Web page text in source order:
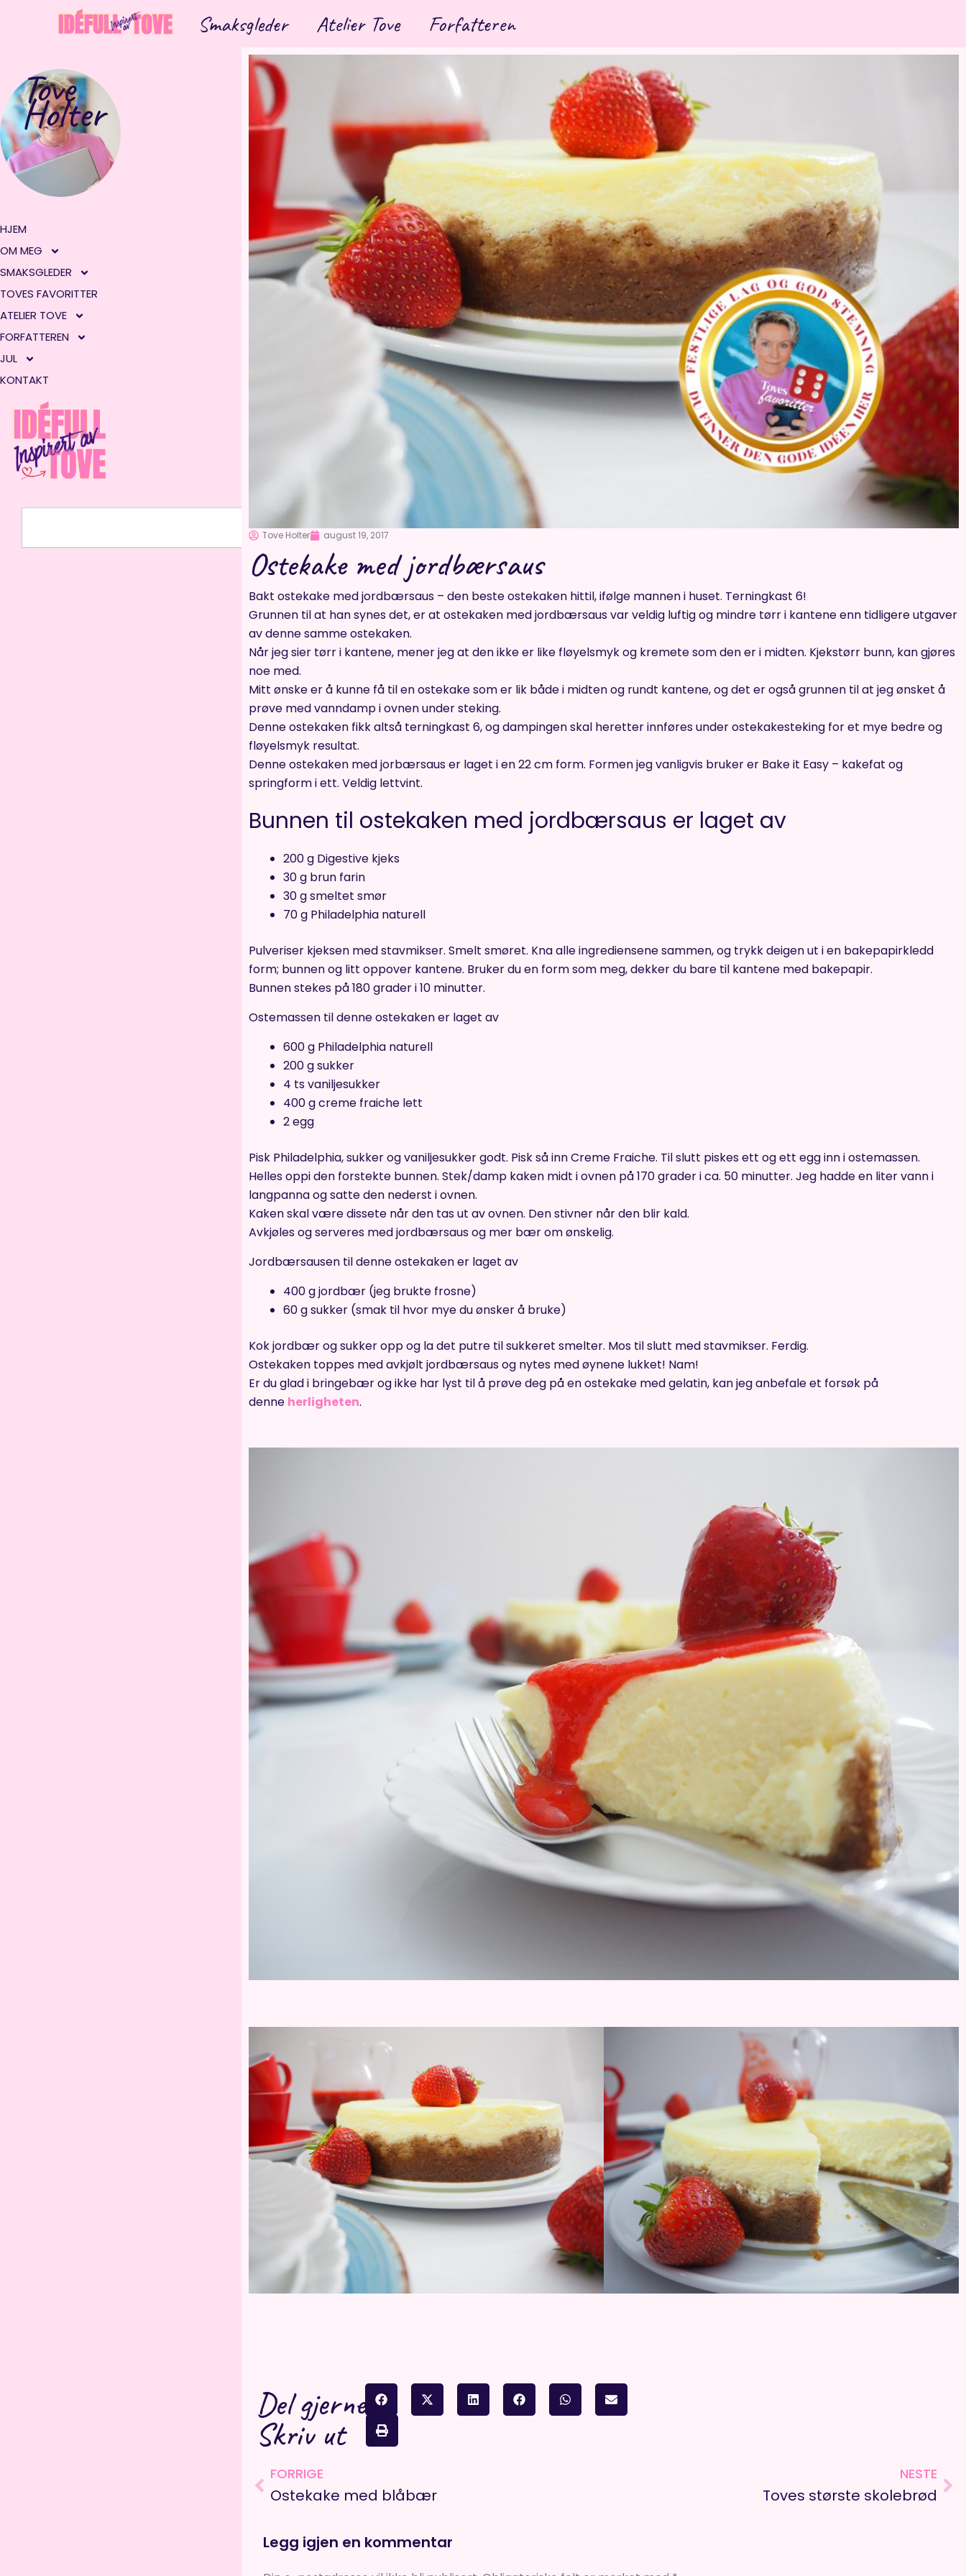
Smaksgleder Atelier Tove Forfatteren
Tove
Holter
HJEM
OM MEG
SMAKSGLEDER
TOVES FAVORITTER
ATELIER TOVE
FORFATTEREN
JUL
KONTAKT
Tove Holter august 19, 2017
Ostekake med jordbærsaus
Bakt ostekake med jordbærsaus – den beste ostekaken hittil, ifølge mannen i huset. Terningkast 6!
Grunnen til at han synes det, er at ostekaken med jordbærsaus var veldig luftig og mindre tørr i kantene enn tidligere utgaver
av denne samme ostekaken.
Når jeg sier tørr i kantene, mener jeg at den ikke er like fløyelsmyk og kremete som den er i midten. Kjekstørr bunn, kan gjøres
noe med.
Mitt ønske er å kunne få til en ostekake som er lik både i midten og rundt kantene, og det er også grunnen til at jeg ønsket å
prøve med vanndamp i ovnen under steking.
Denne ostekaken fikk altså terningkast 6, og dampingen skal heretter innføres under ostekakesteking for et mye bedre og
fløyelsmyk resultat.
Denne ostekaken med jorbærsaus er laget i en 22 cm form. Formen jeg vanligvis bruker er Bake it Easy – kakefat og
springform i ett. Veldig lettvint.
Bunnen til ostekaken med jordbærsaus er laget av
200 g Digestive kjeks
30 g brun farin
30 g smeltet smør
70 g Philadelphia naturell
Pulveriser kjeksen med stavmikser. Smelt smøret. Kna alle ingrediensene sammen, og trykk deigen ut i en bakepapirkledd
form; bunnen og litt oppover kantene. Bruker du en form som meg, dekker du bare til kantene med bakepapir.
Bunnen stekes på 180 grader i 10 minutter.
Ostemassen til denne ostekaken er laget av
600 g Philadelphia naturell
200 g sukker
4 ts vaniljesukker
400 g creme fraiche lett
2 egg
Pisk Philadelphia, sukker og vaniljesukker godt. Pisk så inn Creme Fraiche. Til slutt piskes ett og ett egg inn i ostemassen.
Helles oppi den forstekte bunnen. Stek/damp kaken midt i ovnen på 170 grader i ca. 50 minutter. Jeg hadde en liter vann i
langpanna og satte den nederst i ovnen.
Kaken skal være dissete når den tas ut av ovnen. Den stivner når den blir kald.
Avkjøles og serveres med jordbærsaus og mer bær om ønskelig.
Jordbærsausen til denne ostekaken er laget av
400 g jordbær (jeg brukte frosne)
60 g sukker (smak til hvor mye du ønsker å bruke)
Kok jordbær og sukker opp og la det putre til sukkeret smelter. Mos til slutt med stavmikser. Ferdig.
Ostekaken toppes med avkjølt jordbærsaus og nytes med øynene lukket! Nam!
Er du glad i bringebær og ikke har lyst til å prøve deg på en ostekake med gelatin, kan jeg anbefale et forsøk på
denne herligheten.
Del gjerne
Skriv ut
Prev
FORRIGE
Ostekake med blåbær
NESTE
Toves største skolebrød
Legg igjen en kommentar